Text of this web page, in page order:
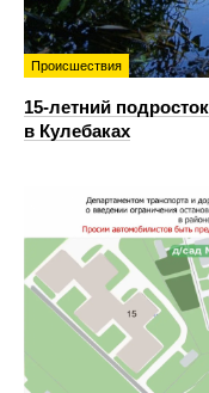
Происшествия
15-летний
в Кулебаках